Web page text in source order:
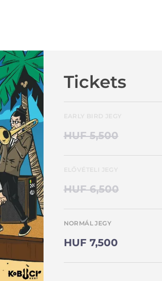
Tickets
HUF 5,500
HUF 6,500
NORMÁL JEGY
HUF 7,500